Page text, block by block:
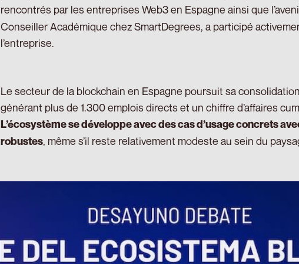
rencontrés par les entreprises Web3 en Espagne ainsi que
Conseiller Académique chez SmartDegrees, a participé
l’entreprise.
Le secteur de la blockchain en Espagne poursuit sa
générant plus de 1.300 emplois directs et un chiffre d’affaires
L’écosystème se développe avec des cas d’usage concrets
robustes, même s’il reste relativement modeste au sein du